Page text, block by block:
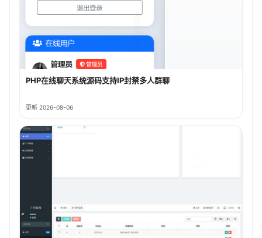
PHP在线聊天系统源码支持IP封禁多人群聊
更新 2026-08-06